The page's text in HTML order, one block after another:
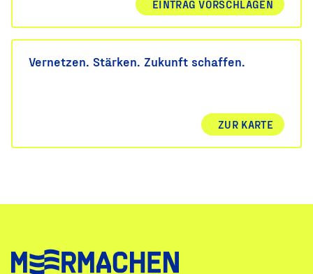
EINTRAG VORSCHLAGEN
Vernetzen. Stärken. Zukunft schaffen.
ZUR KARTE